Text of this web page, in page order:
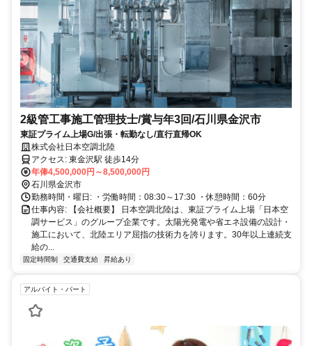
2級管工事施工管理技士/賞与年3回/石川県金沢市
東証プライム上場G/出張・転勤なし/直行直帰OK
株式会社日本空調北陸
アクセス: 東金沢駅 徒歩14分
年俸4,500,000円～8,500,000円
石川県金沢市
勤務時間・曜日: ・労働時間：08:30～17:30 ・休憩時間：60分
仕事内容: 【会社概要】 日本空調北陸は、東証プライム上場「日本空
調サービス」のグループ企業です。太陽光発電や省エネ設備の設計・
施工において、北陸エリア屈指の技術力を誇ります。30年以上連続支
給の...
固定時間制 交通費支給 昇給あり
アルバイト・パート